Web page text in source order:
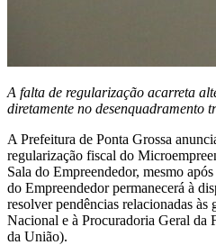
A falta de regularização acarreta
diretamente no desenquadramento
A Prefeitura de Ponta Grossa
regularização fiscal do
Sala do Empreendedor, mesmo
do Empreendedor permanecerá à
resolver pendências relacionadas
Nacional e à Procuradoria Geral da
da União).